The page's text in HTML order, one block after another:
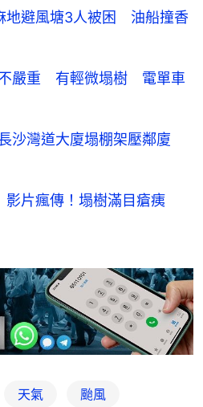
避風塘3人被困 油船撞香
不嚴重 有輕微塌樹 電單車
沙灣道大廈塌棚架壓鄰廈
影片瘋傳！塌樹滿目瘡痍
天氣 颱風